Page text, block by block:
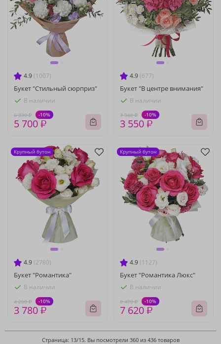
4.9 (1007)
Букет "Стильный сюрприз"
В наличии
6 330 ₽ -10%
5 700 ₽
4.9 (677)
Букет "В центре внимания"
В наличии
3 940 ₽ -10%
3 550 ₽
4.9 (2780)
Букет "Романтика"
В наличии
4 200 ₽ -10%
3 780 ₽
Крупный бутон
4.9 (1127)
Букет "Романтика Люкс"
В наличии
8 470 ₽ -10%
7 620 ₽
Крупный бутон
Страница: 13/15. Вы посмотрели 360 из 436 товаров